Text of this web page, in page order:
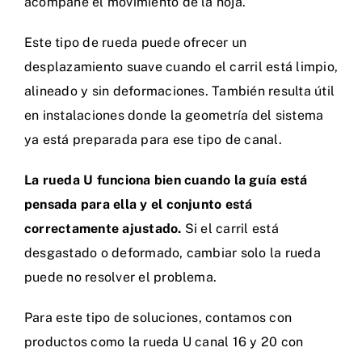
Este tipo de rueda puede ofrecer un
desplazamiento suave cuando el carril está limpio,
alineado y sin deformaciones. También resulta útil
en instalaciones donde la geometría del sistema
ya está preparada para ese tipo de canal.
La rueda U funciona bien cuando la guía está
pensada para ella y el conjunto está
correctamente ajustado. Si el carril está
desgastado o deformado, cambiar solo la rueda
puede no resolver el problema.
Para este tipo de soluciones, contamos con
productos como la rueda U canal 16 y 20 con